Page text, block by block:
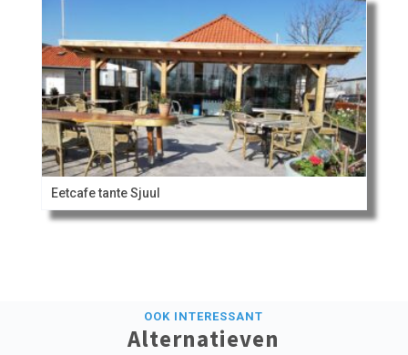
Eetcafe tante Sjuul
OOK INTERESSANT
Alternatieven